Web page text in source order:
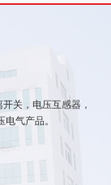
关，电压互感器，
气产品。